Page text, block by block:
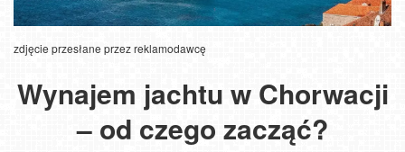
zdjęcie przesłane przez reklamodawcę
Wynajem jachtu w Chorwacji
– od czego zacząć?